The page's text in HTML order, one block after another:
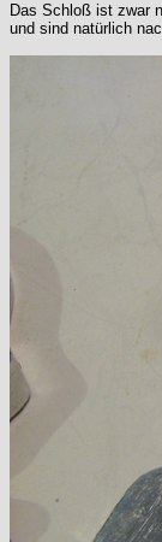
Das Schloß ist zwar
und sind natürlich